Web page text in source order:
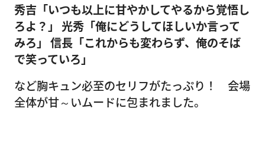
秀吉「いつも以上に甘やかしてやるから覚悟し
ろよ？」
光秀「俺にどうしてほしいか言って
みろ」 信長「これからも変わらず、俺のそば
で笑っていろ」
など胸キュン必至のセリフがたっぷり！ 会場
全体が甘～いムードに包まれました。